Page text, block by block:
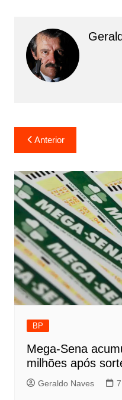
Navegação
de
Post
Anterior
BP
Mega-Sena
milhões após
Geraldo Naves